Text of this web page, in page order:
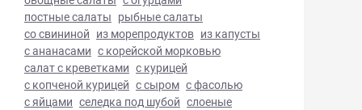
постные салаты рыбные салаты
со свининой из морепродуктов из капусты
с ананасами с корейской морковью
салат с креветками с курицей
с копченой курицей с сыром с фасолью
с яйцами селедка под шубой слоеные